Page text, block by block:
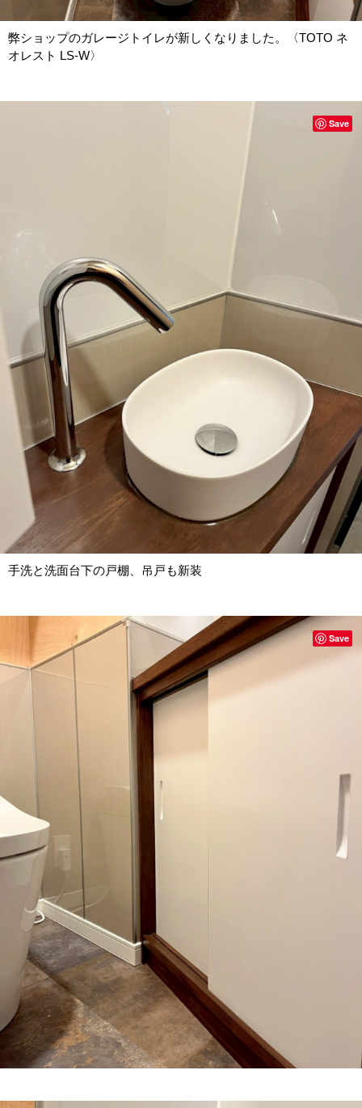
弊ショップのガレージトイレが新しくなりました。〈TOTO ネ
オレスト LS-W〉
手洗と洗面台下の戸棚、吊戸も新装
Save
Save